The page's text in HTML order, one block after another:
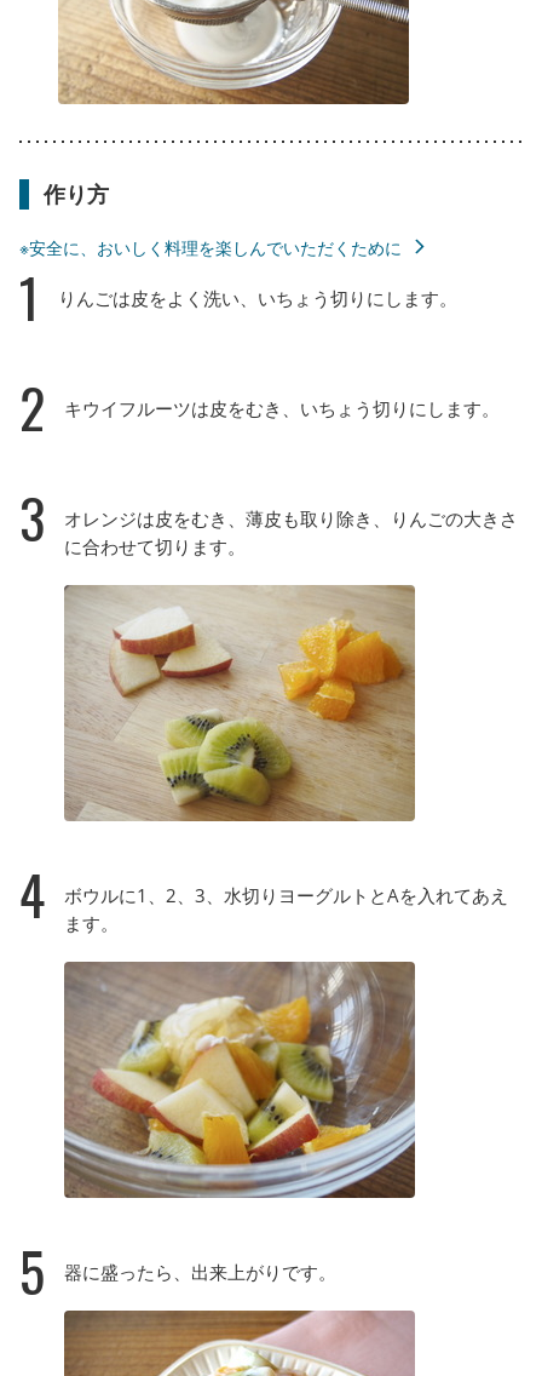
作り方
※安全に、おいしく料理を楽しんでいただくために
1 りんごは皮をよく洗い、いちょう切りにします。
2 キウイフルーツは皮をむき、いちょう切りにします。
3
オレンジは皮をむき、薄皮も取り除き、りんごの大きさ
に合わせて切ります。
4
ボウルに1、2、3、水切りヨーグルトとAを入れてあえ
ます。
5 器に盛ったら、出来上がりです。